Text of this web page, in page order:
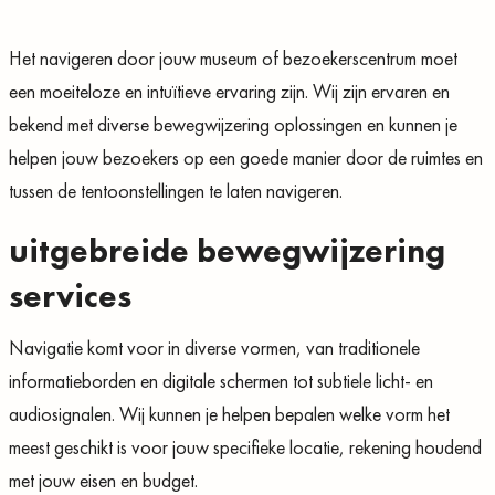
Het navigeren door jouw museum of bezoekerscentrum moet
een moeiteloze en intuïtieve ervaring zijn. Wij zijn ervaren en
bekend met diverse bewegwijzering oplossingen en kunnen je
helpen jouw bezoekers op een goede manier door de ruimtes en
tussen de tentoonstellingen te laten navigeren.
uitgebreide bewegwijzering
services
Navigatie komt voor in diverse vormen, van traditionele
informatieborden en digitale schermen tot subtiele licht- en
audiosignalen. Wij kunnen je helpen bepalen welke vorm het
meest geschikt is voor jouw specifieke locatie, rekening houdend
met jouw eisen en budget.